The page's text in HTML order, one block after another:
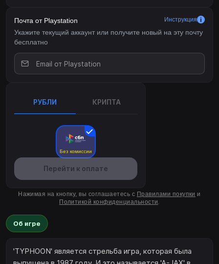
Почта от Playstation
Укажите текущий аккаунт или получите новый на эту почту
бесплатно
Инструкция
РУБЛИ КРИПТА
Без комиссии
Перейти к оплате
Нажимая на кнопку, вы соглашаетесь с Правилами покупки и
Политикой конфиденциальности.
Об игре
'TYPHOON' является стрельба игра, которая была